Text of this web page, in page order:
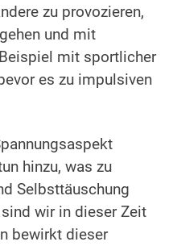
zu provozieren,
und mit
mit sportlicher
es zu impulsiven
hinzu, was zu
Selbsttäuschung
wir in dieser Zeit
bewirkt dieser